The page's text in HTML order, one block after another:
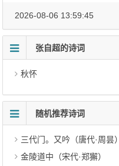
2026-08-06 13:59:45
张自超的诗词
秋怀
随机推荐诗词
三代门。又吟（唐代·周昙）
金陵道中（宋代·郑獬）